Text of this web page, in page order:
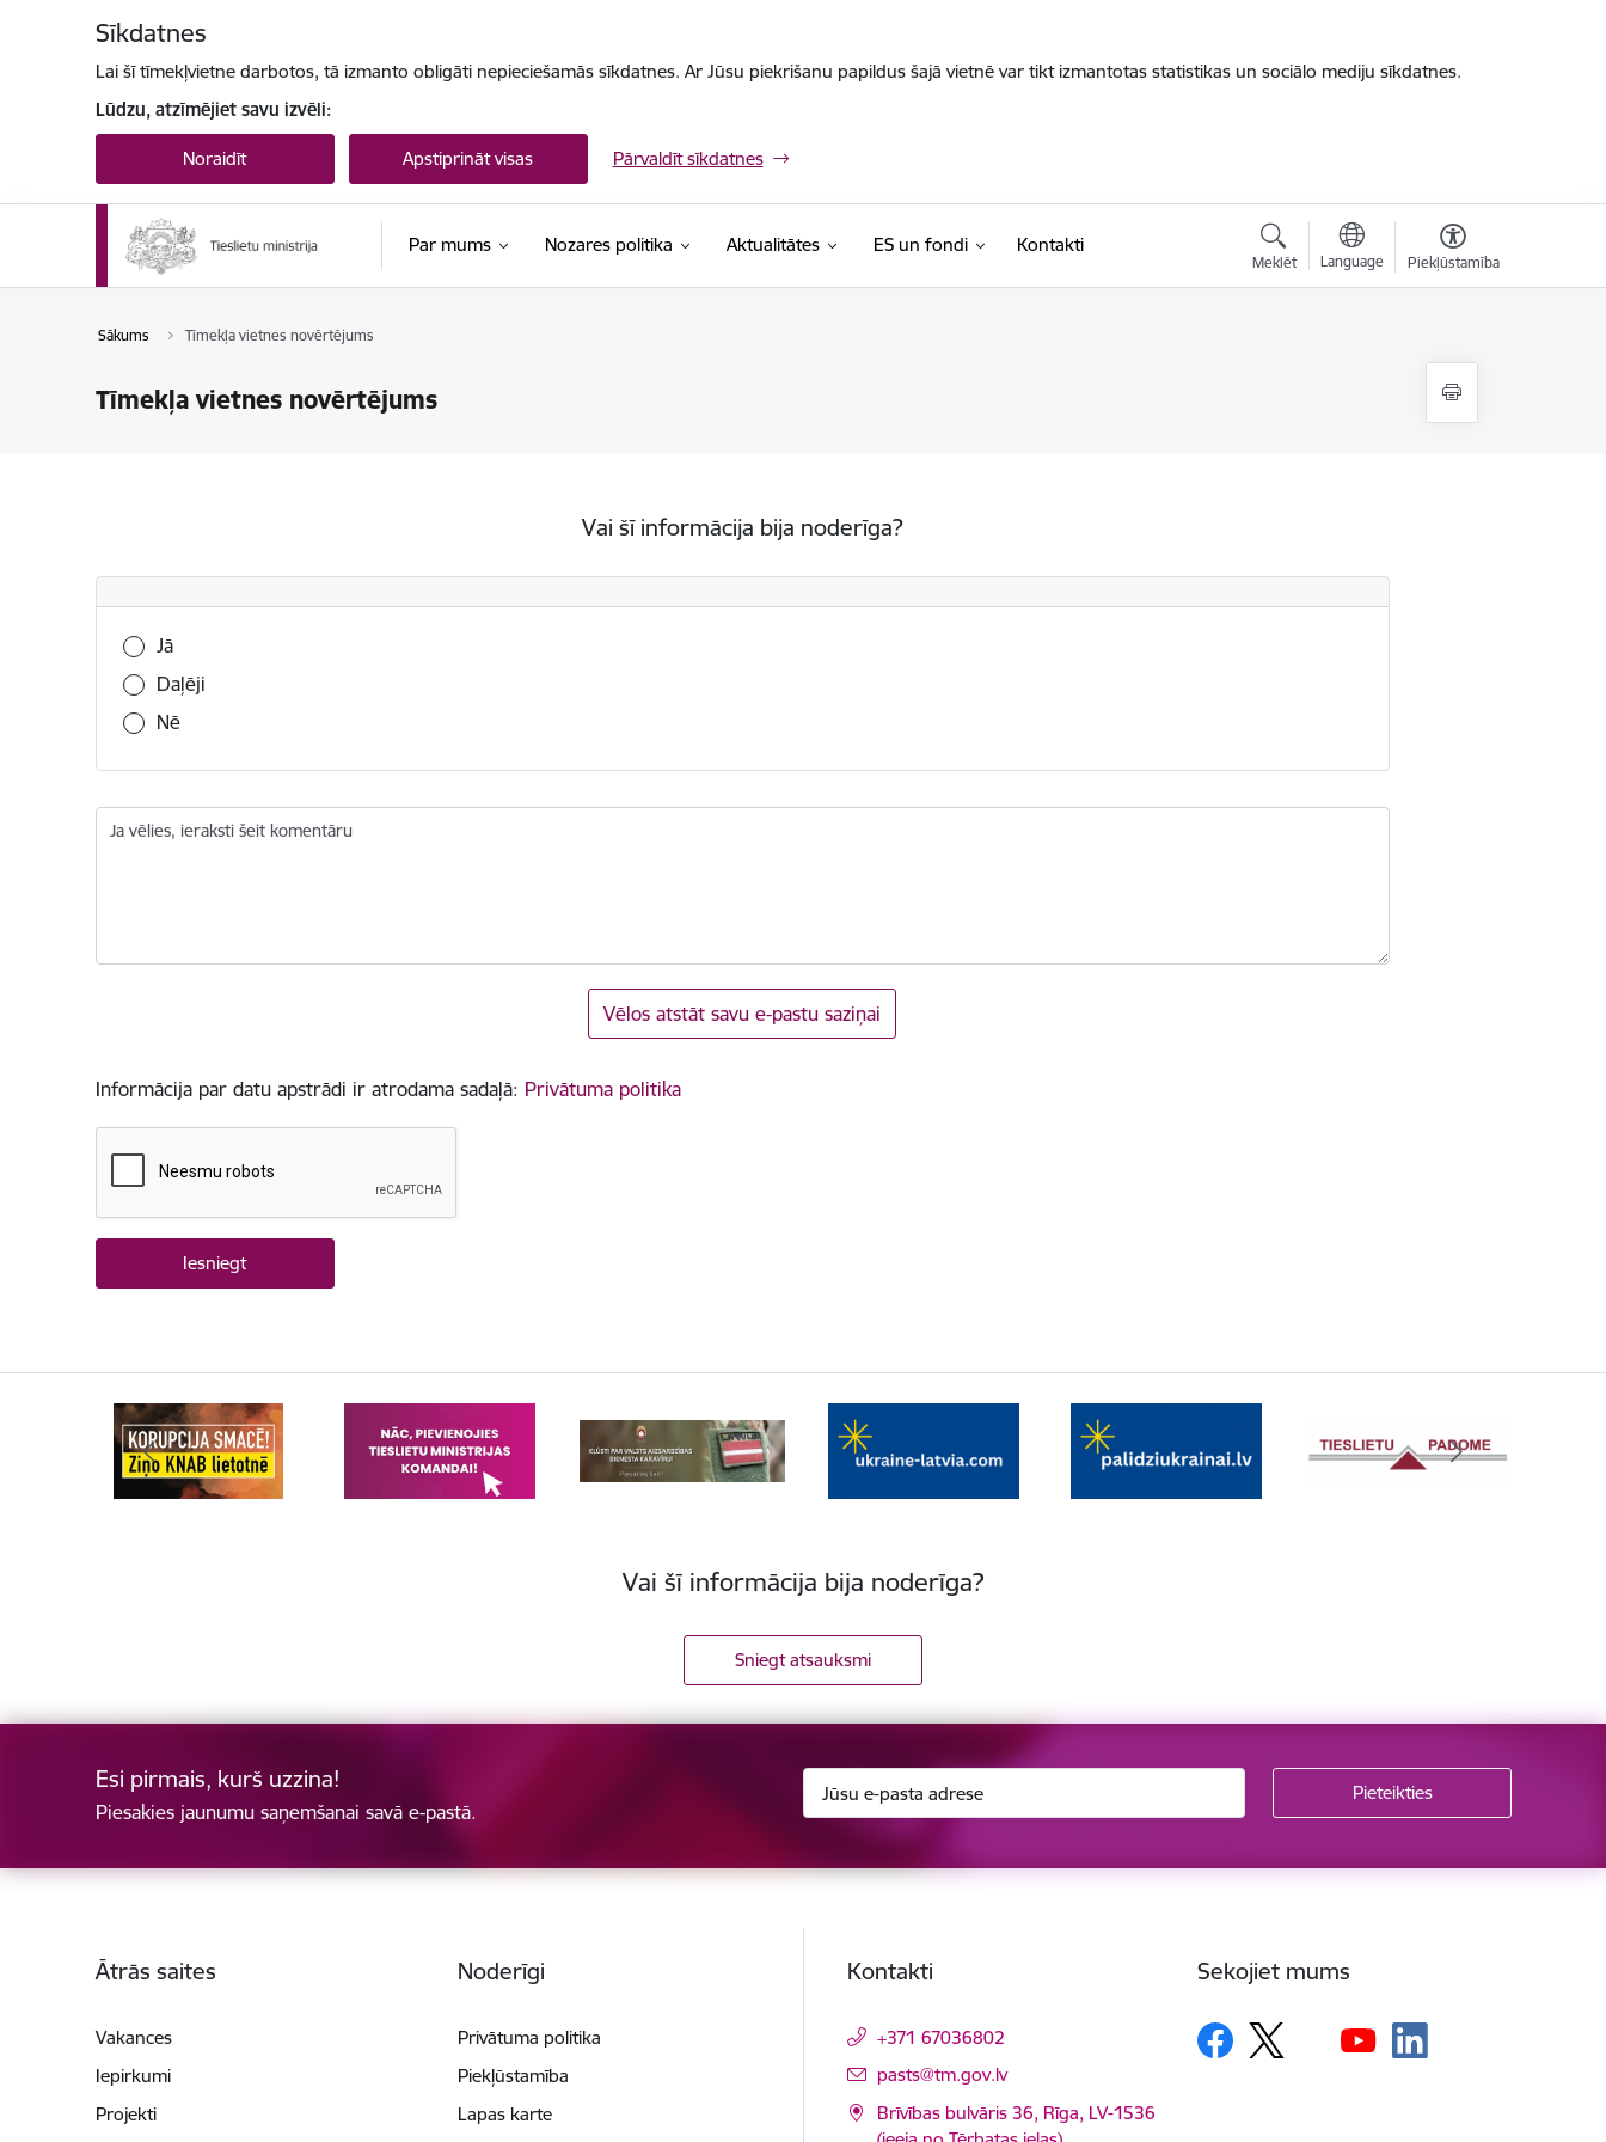
Sīkdatnes
Lai šī tīmekļvietne darbotos, tā izmanto obligāti nepieciešamās sīkdatnes. Ar Jūsu piekrišanu papildus šajā vietnē var tikt izmantotas statistikas un sociālo mediju sīkdatnes.
Lūdzu, atzīmējiet savu izvēli:
Noraidīt Apstiprināt visas Pārvaldīt sīkdatnes
Par mums Nozares politika Aktualitātes ES un fondi Kontakti
Meklēt Language Piekļūstamība
Sākums Tīmekļa vietnes novērtējums
Tīmekļa vietnes novērtējums
Vai šī informācija bija noderīga?
Vai šī informācija bija noderīga?
Jā
Daļēji
Nē
Ja vēlies, ieraksti šeit komentāru
Vēlos atstāt savu e-pastu saziņai
Informācija par datu apstrādi ir atrodama sadaļā: Privātuma politika
Vai šī informācija bija noderīga?
Sniegt atsauksmi
Esi pirmais, kurš uzzina!
Piesakies jaunumu saņemšanai savā e-pastā.
Ātrās saites
Vakances
Iepirkumi
Projekti
Noderīgi
Privātuma politika
Piekļūstamība
Lapas karte
Kontakti
+371 67036802
E-pasts:
pasts@tm.gov.lv
Brīvības bulvāris 36, Rīga, LV-1536
Sekojiet mums